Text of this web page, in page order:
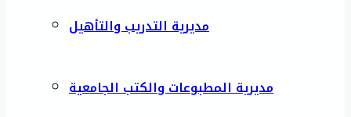
مديرية التدريب والتأهيل
مديرية المطبوعات والكتب الجامعية